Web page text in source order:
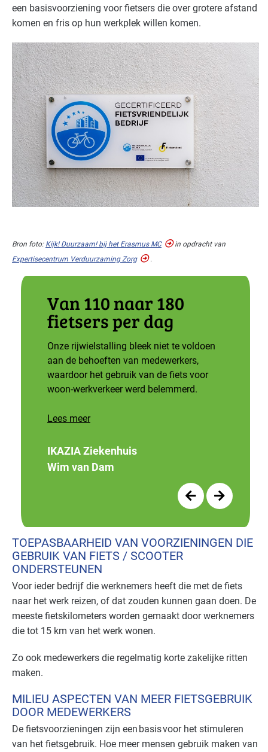
Zorg - overig Basis
Zorg - zorginstellingen Basis
een basisvoorziening voor fietsers die over grotere afstand
komen en fris op hun werkplek willen komen.
Bron foto: Kijk! Duurzaam! bij het Erasmus MC
in opdracht van
Expertisecentrum Verduurzaming Zorg
.
Van 110 naar 180
fietsers per dag
Onze rijwielstalling bleek niet te voldoen
aan de behoeften van medewerkers,
waardoor het gebruik van de fiets voor
woon-werkverkeer werd belemmerd.
Lees meer
IKAZIA Ziekenhuis
Wim van Dam
TOEPASBAARHEID VAN VOORZIENINGEN DIE
GEBRUIK VAN FIETS / SCOOTER
ONDERSTEUNEN
Voor ieder bedrijf die werknemers heeft die met de fiets
naar het werk reizen, of dat zouden kunnen gaan doen. De
meeste fietskilometers worden gemaakt door werknemers
die tot 15 km van het werk wonen.
Zo ook medewerkers die regelmatig korte zakelijke ritten
maken.
MILIEU ASPECTEN VAN MEER FIETSGEBRUIK
DOOR MEDEWERKERS
De fietsvoorzieningen zijn een basis voor het stimuleren
van het fietsgebruik. Hoe meer mensen gebruik maken van